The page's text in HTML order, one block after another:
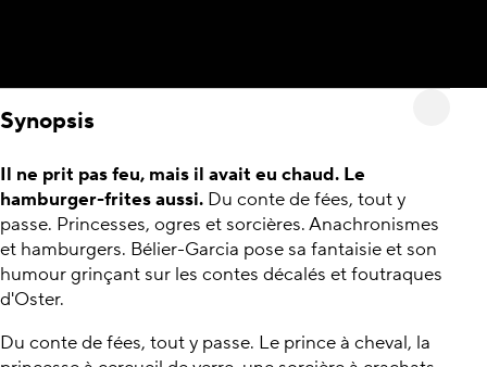
Synopsis
Il ne prit pas feu, mais il avait eu chaud. Le
hamburger-frites aussi. Du conte de fées, tout y
passe. Princesses, ogres et sorcières. Anachronismes
et hamburgers. Bélier-Garcia pose sa fantaisie et son
humour grinçant sur les contes décalés et foutraques
d'Oster.
Du conte de fées, tout y passe. Le prince à cheval, la